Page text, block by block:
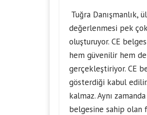
Tuğra
değerlenmesi pek
oluşturuyor. CE
hem güvenilir hem
gerçekleştiriyor. CE
gösterdiği kabul
kalmaz. Aynı
belgesine sahip olan